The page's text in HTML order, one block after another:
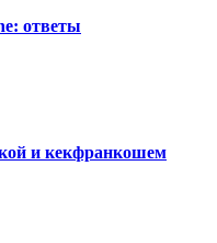
ответы
и кекфранкошем